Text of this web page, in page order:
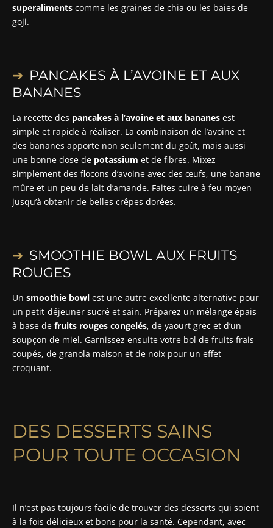
superaliments comme les graines de chia ou les baies de
goji.
PANCAKES À L’AVOINE ET AUX
BANANES
La recette des pancakes à l’avoine et aux bananes est
simple et rapide à réaliser. La combinaison de l’avoine et
des bananes apporte non seulement du goût, mais aussi
une bonne dose de potassium et de fibres. Mixez
simplement des flocons d’avoine avec des œufs, une banane
mûre et un peu de lait d’amande. Faites cuire à feu moyen
jusqu’à obtenir de belles crêpes dorées.
SMOOTHIE BOWL AUX FRUITS
ROUGES
Un smoothie bowl est une autre excellente alternative pour
un petit-déjeuner sucré et sain. Préparez un mélange épais
à base de fruits rouges congelés, de yaourt grec et d’un
soupçon de miel. Garnissez ensuite votre bol de fruits frais
coupés, de granola maison et de noix pour un effet
croquant.
DES DESSERTS SAINS
POUR TOUTE OCCASION
Il n’est pas toujours facile de trouver des desserts qui soient
à la fois délicieux et bons pour la santé. Cependant, avec